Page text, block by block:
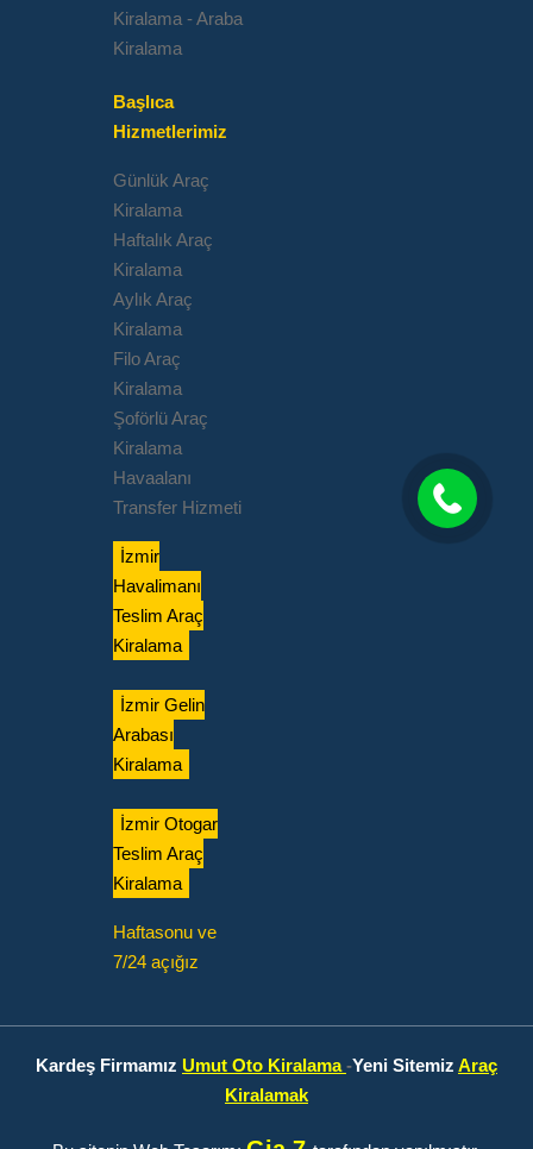
Kiralama - Araba
Kiralama
Başlıca
Hizmetlerimiz
Günlük Araç
Kiralama
Haftalık Araç
Kiralama
Aylık Araç
Kiralama
Filo Araç
Kiralama
Şoförlü Araç
Kiralama
Havaalanı
Transfer Hizmeti
İzmir
Havalimanı
Teslim Araç
Kiralama
İzmir Gelin
Arabası
Kiralama
İzmir Otogar
Teslim Araç
Kiralama
Haftasonu ve
7/24 açığız
Kardeş Firmamız Umut Oto Kiralama-Yeni Sitemiz Araç
Kiralamak